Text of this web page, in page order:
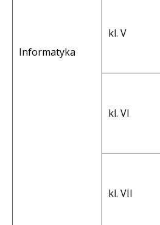
Informatyka
kl. V
kl. VI
kl. VII